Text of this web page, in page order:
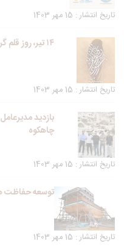
تاریخ انتشار : 15 مهر 1403
۱۴ تیر، روز قلم گرامی باد
تاریخ انتشار : 15 مهر 1403
بازدید
چاهکوه
تاریخ انتشار : 15 مهر 1403
توسعه حفاظت
تاریخ انتشار : 15 مهر 1403